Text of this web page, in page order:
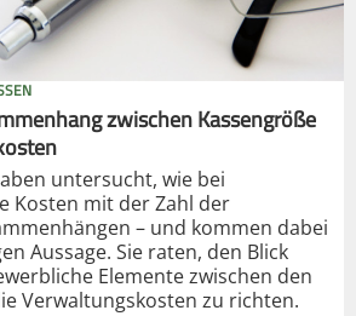
zwischen Kassengröße
untersucht, wie bei
Kosten mit der Zahl der
– und kommen dabei
Aussage. Sie raten, den Blick
Elemente zwischen den
Verwaltungskosten zu richten.